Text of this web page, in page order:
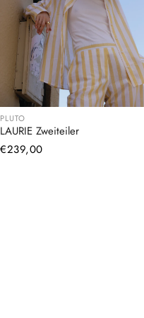
PLUTO
LAURIE Zweiteiler
Normaler
€239,00